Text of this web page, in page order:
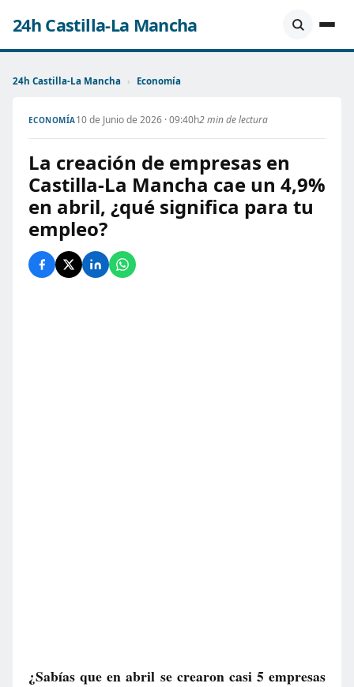
24h Castilla-La Mancha
24h Castilla-La Mancha › Economía
ECONOMÍA10 de Junio de 2026 · 09:40h2 min de lectura
La creación de empresas en
Castilla-La Mancha cae un 4,9%
en abril, ¿qué significa para tu
empleo?
¿Sabías que en abril se crearon casi 5 empresas